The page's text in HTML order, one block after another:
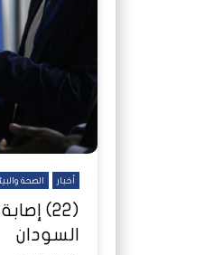
عملتان وتطبيق
تشظى النظام
عملتان وتطبيق
تشظى النظام
أخبار الصحة
(22)
السودان